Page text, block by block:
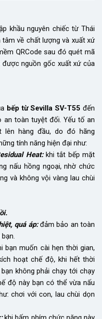
khầu nguyên chiếc từ Thái
tâm về chất lượng và xuất xứ
QRCode sau đó quét mã
nguồn gốc xuất xứ của
bếp từ Sevilla SV-T55 đến
an toàn tuyệt đối. Yếu tố an
lên hàng đầu, do đó hãng
tính năng hiện đại như:
Heat:khi tắt bếp mặt
nấu hồng ngoại, nhờ chức
và không vội vàng lau chùi
quá áp:đảm bảo an toàn
bạn muốn cài hẹn thời gian,
hoạt chế độ, khi hết thời
không phải chạy tới chạy
độ này bạn có thể vừa nấu
chơi với con, lau chùi dọn